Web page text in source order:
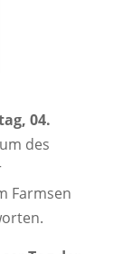
04.
des
Farmsen